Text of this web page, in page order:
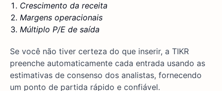
Crescimento da receita
Margens operacionais
Múltiplo P/E de saída
Se você não tiver certeza do que inserir, a TIKR
preenche automaticamente cada entrada usando as
estimativas de consenso dos analistas, fornecendo
um ponto de partida rápido e confiável.